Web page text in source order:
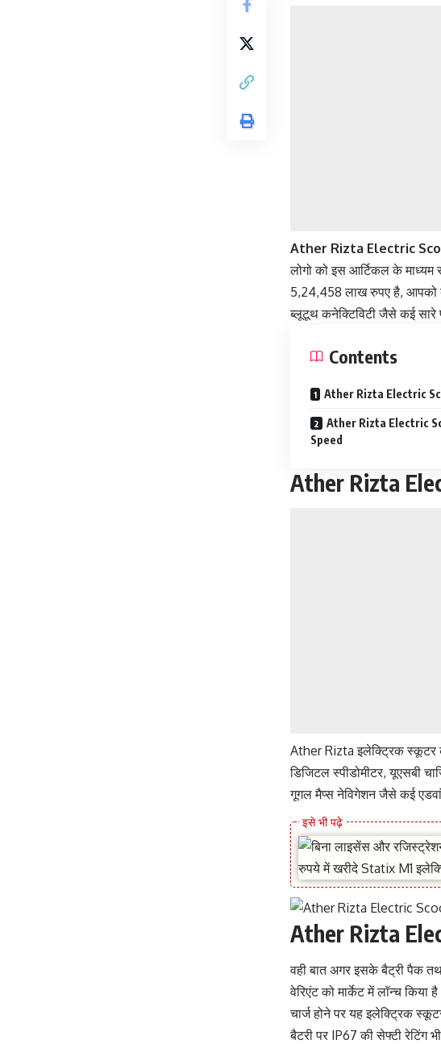
Ather Rizta Electric
लोगो को इस आर्टिकल के
5,24,458 लाख रुपए है, आपको
ब्लूटूथ कनेक्टिविटी जैसे कई
Contents
Ather Rizta Electric
Ather Rizta Electric
Speed
Ather Rizta
Ather Rizta इलेक्ट्रिक स्कूटर
डिजिटल स्पीडोमीटर, यूएसबी
गूगल मैप्स नेविगेशन जैसे कई
Ather Rizta
वही बात अगर इसके बैट्री पैक
वेरिएंट को मार्केट में लॉन्च
चार्ज होने पर यह इलेक्ट्रिक
बैटरी पर IP67 की सेफ्टी रेटिंग